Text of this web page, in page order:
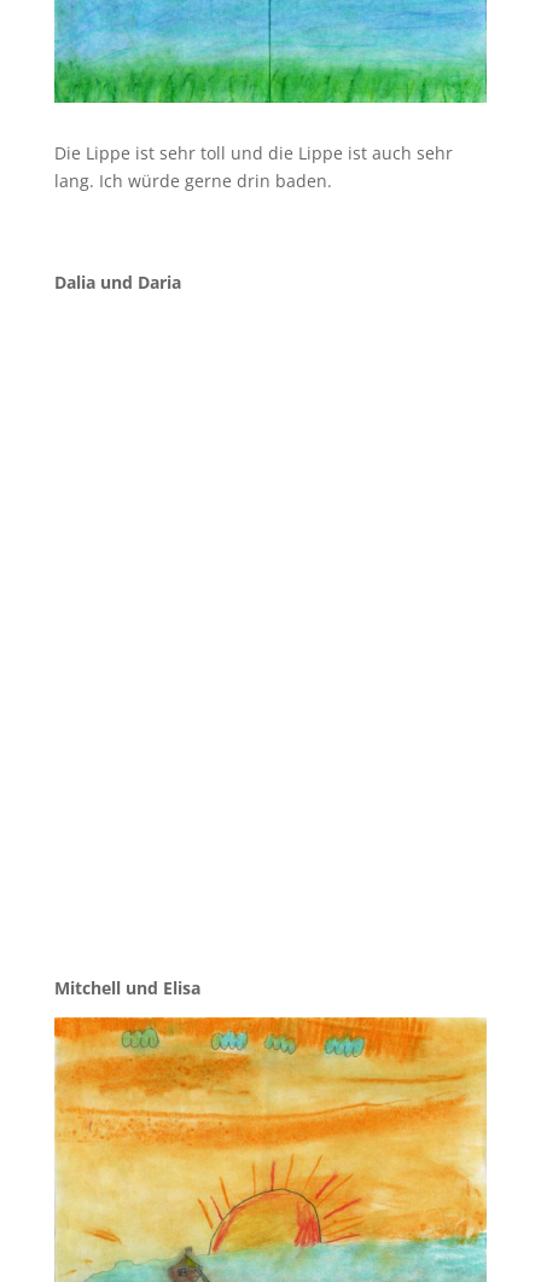
Die Lippe ist sehr toll und die Lippe ist auch sehr
lang. Ich würde gerne drin baden.
Dalia und Daria
Mitchell und Elisa